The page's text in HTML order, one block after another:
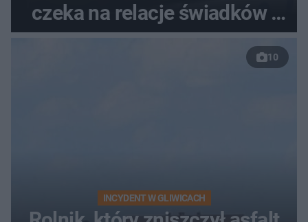
czeka na relacje świadków i
10
INCYDENT W GLIWICACH